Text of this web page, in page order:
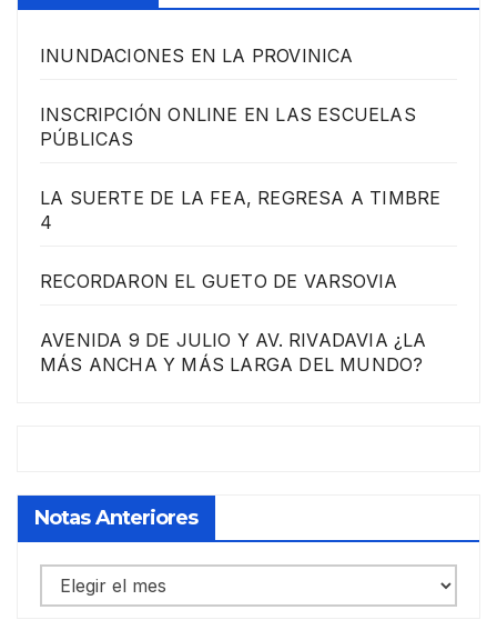
INUNDACIONES EN LA PROVINICA
INSCRIPCIÓN ONLINE EN LAS ESCUELAS
PÚBLICAS
LA SUERTE DE LA FEA, REGRESA A TIMBRE
4
RECORDARON EL GUETO DE VARSOVIA
AVENIDA 9 DE JULIO Y AV. RIVADAVIA ¿LA
MÁS ANCHA Y MÁS LARGA DEL MUNDO?
Notas Anteriores
Notas
anteriores